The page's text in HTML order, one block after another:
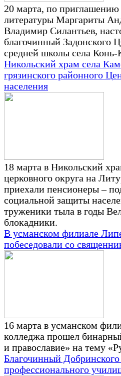
20 марта, по приглашению
литературы Маргариты
Владимир Силантьев,
благочинный Задонского
средней школы села Конь-
Никольский храм села
грязинского районного
населения
18 марта в Никольский
церковного округа на
приехали пенсионеры –
социальной защиты
труженики тыла в годы
блокадники.
В усманском филиале
побеседовали со
16 марта в усманском
колледжа прошел
и православие» на тему
Благочинный
профессионального